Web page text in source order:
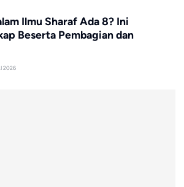
Ilmu Sharaf Ada 8? Ini
Beserta Pembagian dan
2026